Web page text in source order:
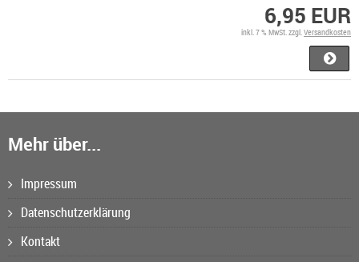
6,95 EUR
inkl. 7 % MwSt. zzgl.Versandkosten
Mehr über...
Impressum
Datenschutzerklärung
Kontakt